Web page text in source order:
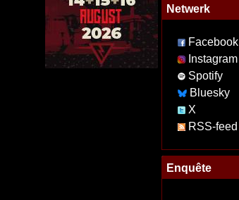
Netwerk
Facebook
Instagram
Spotify
Bluesky
X
RSS-feed
Enquête